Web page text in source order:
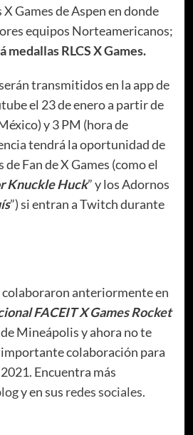
Games de Aspen en donde
equipos Norteamericanos;
RLCS X Games.
transmitidos en la app de
el 23 de enero a partir de
y 3 PM (hora de
tendrá la oportunidad de
Fan de X Games (como el
Knuckle Huck” y los Adornos
”) si entran a Twitch durante
colaboraron anteriormente en
FACEIT X Games Rocket
Mineápolis y ahora no te
colaboración para
Encuentra más
y en sus redes sociales.